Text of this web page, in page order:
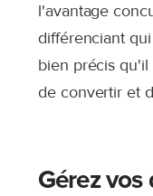
l'avantage
différenciant
bien précis
de convertir et
Gérez